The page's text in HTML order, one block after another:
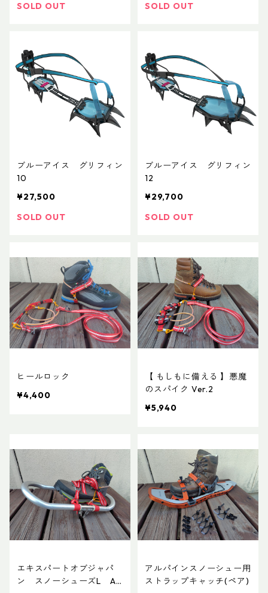
SOLD OUT
SOLD OUT
ブルーアイス グリフィン
10
¥27,500
SOLD OUT
ブルーアイス グリフィン
12
¥29,700
SOLD OUT
ヒールロック
¥4,400
【 もしもに備える 】悪魔
のスパイク Ver.2
¥5,940
エキスパートオブジャパ
ン スノーシューズL AD
アルパインスノーシュー用
ストラップキャッチ(ペア)